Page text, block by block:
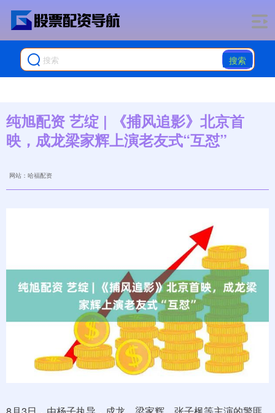
搜索
纯旭配资 艺绽 | 《捕风追影》北京首
映，成龙梁家辉上演老友式“互怼”
网站：哈福配资